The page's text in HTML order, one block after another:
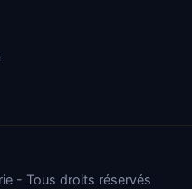
- Tous droits réservés